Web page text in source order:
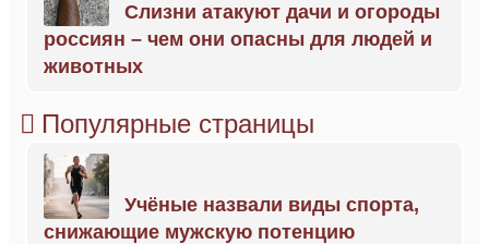
Слизни атакуют дачи и огороды
россиян – чем они опасны для людей и
животных
Популярные страницы
Учёные назвали виды спорта,
снижающие мужскую потенцию